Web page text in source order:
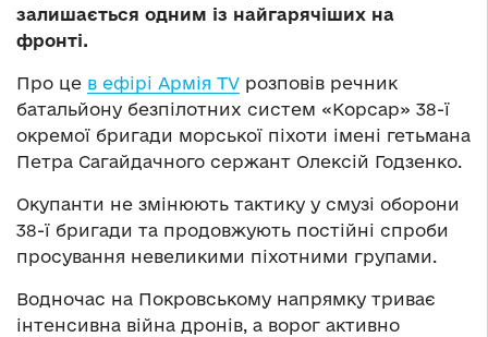
залишається одним із найгарячіших на
фронті.
Про це в ефірі Армія TV розповів речник
батальйону безпілотних систем «Корсар» 38-ї
окремої бригади морської піхоти імені гетьмана
Петра Сагайдачного сержант Олексій Годзенко.
Окупанти не змінюють тактику у смузі оборони
38-ї бригади та продовжують постійні спроби
просування невеликими піхотними групами.
Водночас на Покровському напрямку триває
інтенсивна війна дронів, а ворог активно